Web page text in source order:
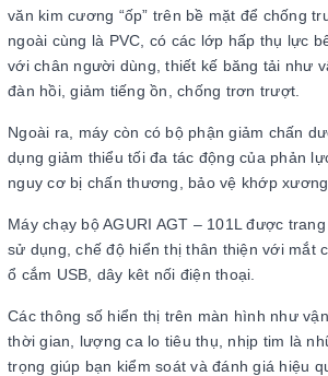
văn kim cương “ốp” trên bề mặt để chống
ngoài cùng là PVC, có các lớp hấp thụ lực
với chân người dùng, thiết kế băng tải như
đàn hồi, giảm tiếng ồn, chống trơn trượt.
Ngoài ra, máy còn có bộ phận giảm chấn
dụng giảm thiểu tối đa tác động của phản
nguy cơ bị chấn thương, bảo vệ khớp
Máy chạy bộ AGURI AGT – 101L được
sử dụng, chế độ hiển thị thân thiện với mắt
ổ cắm USB, dây kêt nối điện thoại.
Các thông số hiển thị trên màn hình như
thời gian, lượng ca lo tiêu thụ, nhịp tim là
trọng giúp bạn kiểm soát và đánh giá hiệu